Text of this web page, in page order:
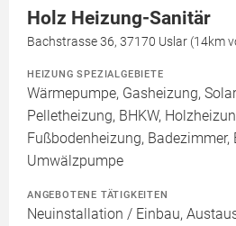
Holz Heizung-Sanitär
Bachstrasse 36, 37170 Uslar (14km
HEIZUNG SPEZIALGEBIETE
Wärmepumpe, Gasheizung,
Pelletheizung, BHKW,
Fußbodenheizung, Badezimmer,
Umwälzpumpe
ANGEBOTENE TÄTIGKEITEN
Neuinstallation / Einbau,